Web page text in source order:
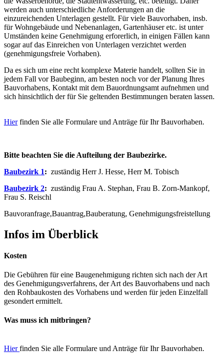
werden auch unterschiedliche Anforderungen an die
einzureichenden Unterlagen gestellt. Für viele Bauvorhaben, insb.
für Wohngebäude und Nebenanlagen, Gartenhäuser etc. ist unter
Umständen keine Genehmigung erforerlich, in einigen Fällen kann
sogar auf das Einreichen von Unterlagen verzichtet werden
(genehmigungsfreie Vorhaben).
Da es sich um eine recht komplexe Materie handelt, sollten Sie in
jedem Fall vor Baubeginn, am besten noch vor der Planung Ihres
Bauvorhabens, Kontakt mit dem Bauordnungsamt aufnehmen und
sich hinsichtlich der für Sie geltenden Bestimmungen beraten lassen.
Hierfinden Sie alle Formulare und Anträge für Ihr Bauvorhaben.
Bitte beachten Sie die Aufteilung der Baubezirke.
Baubezirk 1: zuständig Herr J. Hesse, Herr M. Tobisch
Baubezirk 2: zuständig Frau A. Stephan, Frau B. Zorn-Mankopf,
Frau S. Reischl
Bauvoranfrage,Bauantrag,Bauberatung, Genehmigungsfreistellung
Infos im Überblick
Kosten
Die Gebühren für eine Baugenehmigung richten sich nach der Art
des Genehmigungsverfahrens, der Art des Bauvorhabens und nach
den Rohbaukosten des Vorhabens und werden für jeden Einzelfall
gesondert ermittelt.
Was muss ich mitbringen?
Hierfinden Sie alle Formulare und Anträge für Ihr Bauvorhaben.